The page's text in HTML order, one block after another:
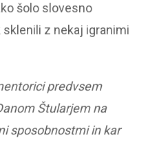
šolo slovesno
z nekaj igranimi
predvsem
Štularjem na
sposobnostmi in kar